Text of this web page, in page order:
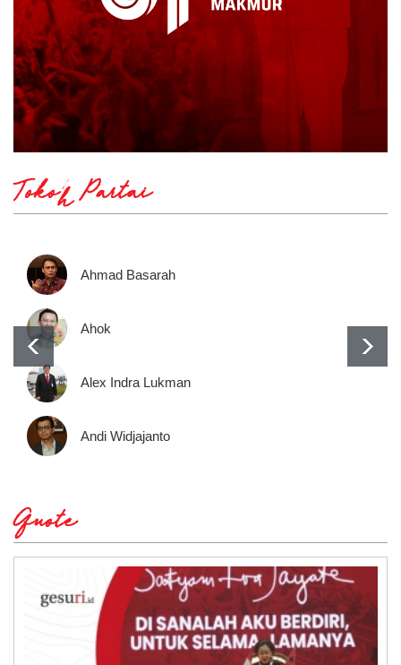
Tokoh Partai
Ahmad Basarah
Ahok
Alex Indra Lukman
Andi Widjajanto
Quote